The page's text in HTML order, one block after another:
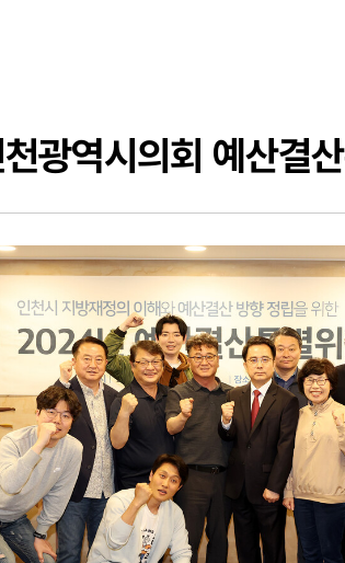
광역시의회 예산결